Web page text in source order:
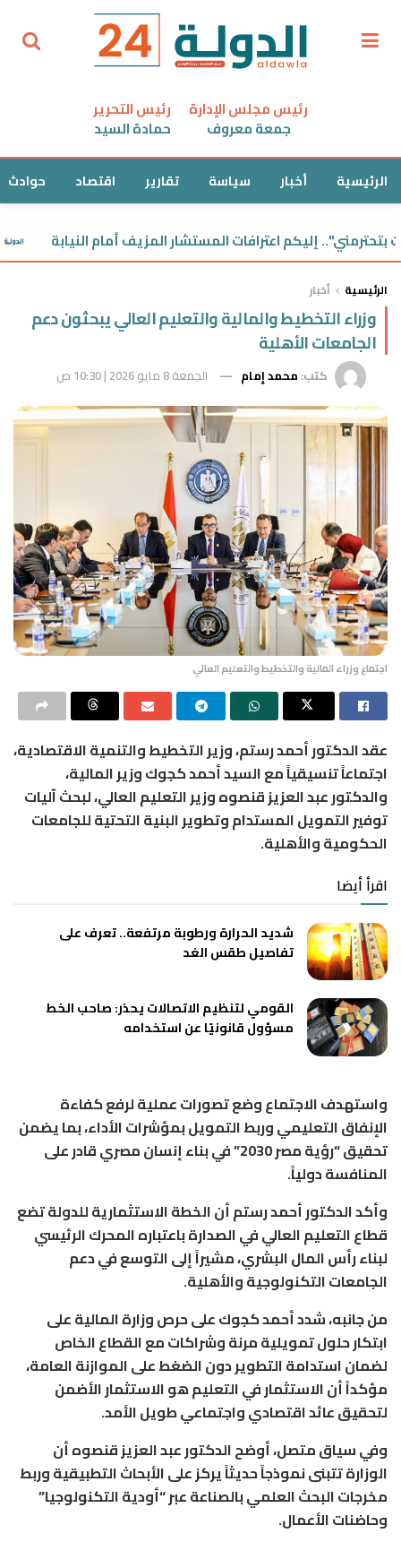
رئيس مجلس الإدارة
جمعة معروف
رئيس التحرير
حمادة السيد
الرئيسية أخبار سياسة تقارير اقتصاد حوادث
إليكم اعترافات المستشار المزيف أمام النيابة
الرئيسية أخبار
وزراء التخطيط والمالية والتعليم العالي يبحثون دعم
الجامعات الأهلية
كتب: محمد إمام الجمعة 8 مايو 2026 | 10:30 ص
اجتماع وزراء المالية والتخطيط والتعليم العالي
عقد الدكتور أحمد رستم، وزير التخطيط والتنمية الاقتصادية،
اجتماعاً تنسيقياً مع السيد أحمد كجوك وزير المالية،
والدكتور عبد العزيز قنصوه وزير التعليم العالي، لبحث آليات
توفير التمويل المستدام وتطوير البنية التحتية للجامعات
الحكومية والأهلية.
اقرأ أيضا
شديد الحرارة ورطوبة مرتفعة.. تعرف على
تفاصيل طقس الغد
القومي لتنظيم الاتصالات يحذر: صاحب الخط
مسؤول قانونيًا عن استخدامه
واستهدف الاجتماع وضع تصورات عملية لرفع كفاءة
الإنفاق التعليمي وربط التمويل بمؤشرات الأداء، بما يضمن
تحقيق “رؤية مصر 2030” في بناء إنسان مصري قادر على
المنافسة دولياً.
وأكد الدكتور أحمد رستم أن الخطة الاستثمارية للدولة تضع
قطاع التعليم العالي في الصدارة باعتباره المحرك الرئيسي
لبناء رأس المال البشري، مشيراً إلى التوسع في دعم
الجامعات التكنولوجية والأهلية.
من جانبه، شدد أحمد كجوك على حرص وزارة المالية على
ابتكار حلول تمويلية مرنة وشراكات مع القطاع الخاص
لضمان استدامة التطوير دون الضغط على الموازنة العامة،
مؤكداً أن الاستثمار في التعليم هو الاستثمار الأضمن
لتحقيق عائد اقتصادي واجتماعي طويل الأمد.
وفي سياق متصل، أوضح الدكتور عبد العزيز قنصوه أن
الوزارة تتبنى نموذجاً حديثاً يركز على الأبحاث التطبيقية وربط
مخرجات البحث العلمي بالصناعة عبر “أودية التكنولوجيا”
وحاضنات الأعمال.